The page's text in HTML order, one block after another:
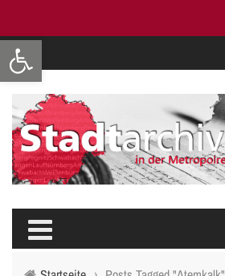
Werkzeugleiste öffnen